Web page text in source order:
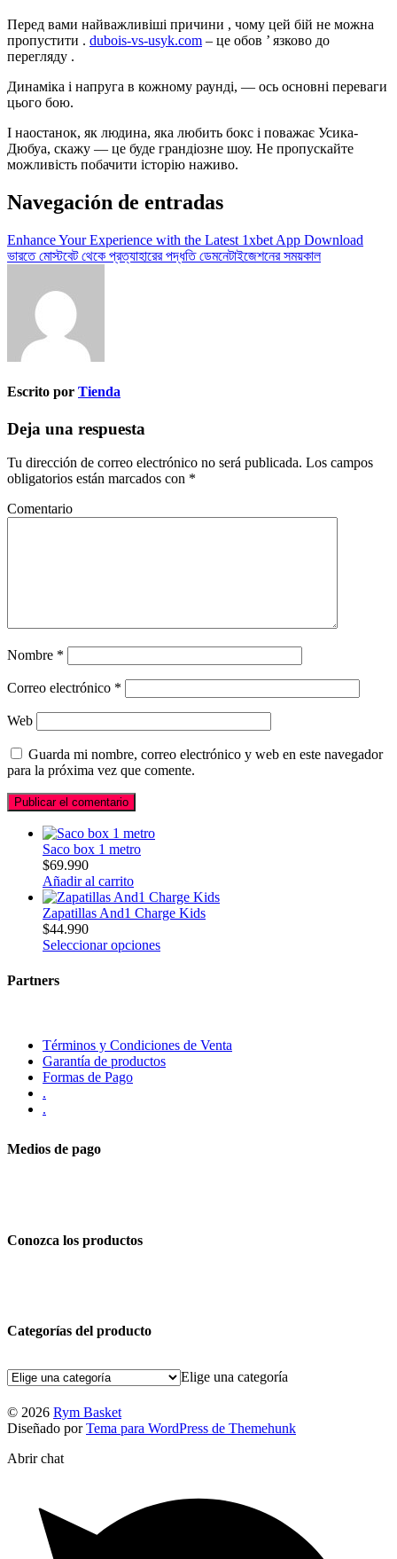
Перед вами найважливіші причини , чому цей бій не можна
пропустити . dubois-vs-usyk.com – це обов ’ язково до
перегляду .
Динаміка і напруга в кожному раунді, — ось основні переваги
цього бою.
І наостанок, як людина, яка любить бокс і поважає Усика-
Дюбуа, скажу — це буде грандіозне шоу. Не пропускайте
можливість побачити історію наживо.
Navegación de entradas
Enhance Your Experience with the Latest 1xbet App Download
ভারতে মোস্টবেট থেকে প্রত্যাহারের পদ্ধতি ডেমনেটাইজেশনের সময়কাল
Escrito por Tienda
Deja una respuesta
Tu dirección de correo electrónico no será publicada. Los campos
obligatorios están marcados con *
Comentario
Nombre *
Correo electrónico *
Web
Guarda mi nombre, correo electrónico y web en este navegador
para la próxima vez que comente.
Saco box 1 metro
$69.990
Añadir al carrito
Zapatillas And1 Charge Kids
$44.990
Seleccionar opciones
Partners
Términos y Condiciones de Venta
Garantía de productos
Formas de Pago
.
.
Medios de pago
Conozca los productos
Categorías del producto
Elige una categoría
© 2026 Rym Basket
Diseñado por Tema para WordPress de Themehunk
Abrir chat